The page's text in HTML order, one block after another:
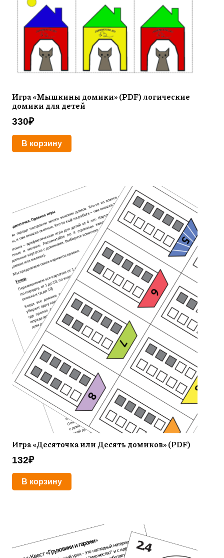
Игра «Мышкины домики» (PDF) логические
домики для детей
330₽
В корзину
Игра «Десяточка или Десять домиков» (PDF)
132₽
В корзину